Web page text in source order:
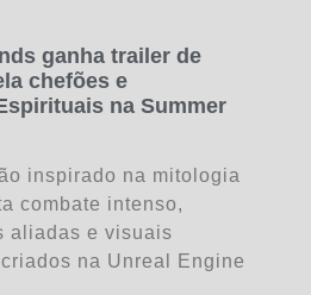
ganha trailer de
chefões e
na Summer
inspirado na mitologia
combate intenso,
aliadas e visuais
na Unreal Engine